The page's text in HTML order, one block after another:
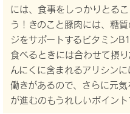
には、食事をしっかりとる
う！きのこと豚肉には、糖
ジをサポートするビタミン
食べるときには合わせて摂
んにくに含まれるアリシン
働きがあるので、さらに元
が進むのもうれしいポイント